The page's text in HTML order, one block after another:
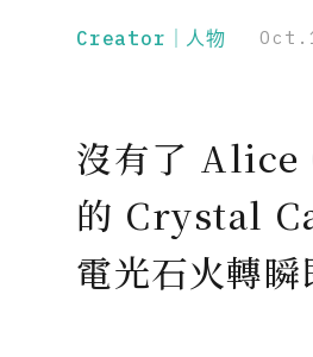
Creator｜人物
沒有了 Alice
的 Crystal
電光石火轉瞬